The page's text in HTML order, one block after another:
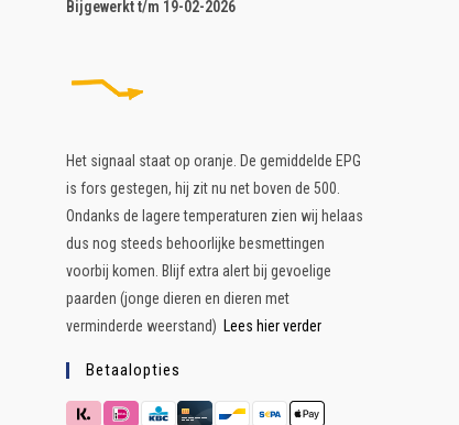
Bijgewerkt t/m 19-02-2026
Het signaal staat op oranje. De gemiddelde EPG
is fors gestegen, hij zit nu net boven de 500.
Ondanks de lagere temperaturen zien wij helaas
dus nog steeds behoorlijke besmettingen
voorbij komen. Blijf extra alert bij gevoelige
paarden (jonge dieren en dieren met
verminderde weerstand) Lees hier verder
Betaalopties